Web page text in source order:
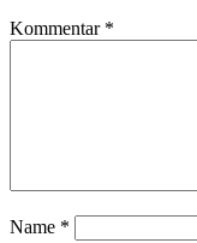
Kommentar *
Name *